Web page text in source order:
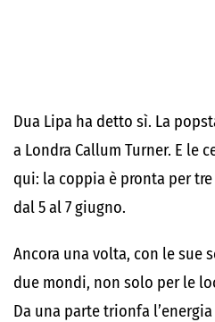
Dua Lipa ha detto sì. La
a Londra Callum Turner. E le
qui: la coppia è pronta per
dal 5 al 7 giugno.
Ancora una volta, con le sue
due mondi, non solo per le
Da una parte trionfa